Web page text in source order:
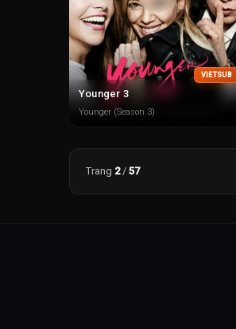
VIETSUB
Younger 3
Younger (Season 3)
Trang 2/ 57